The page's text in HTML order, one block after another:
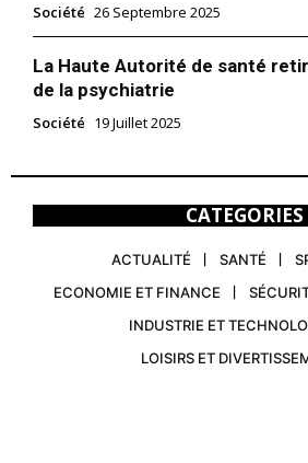
Société 26 Septembre 2025
La Haute Autorité de santé
de la psychiatrie
Société 19 Juillet 2025
CATEGORIES
ACTUALITÉ SANTÉ
ECONOMIE ET FINANCE
INDUSTRIE ET
LOISIRS ET